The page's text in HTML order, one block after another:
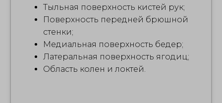
Тыльная поверхность кистей рук;
Поверхность передней брюшной
стенки;
Медиальная поверхность бедер;
Латеральная поверхность ягодиц;
Область колен и локтей.